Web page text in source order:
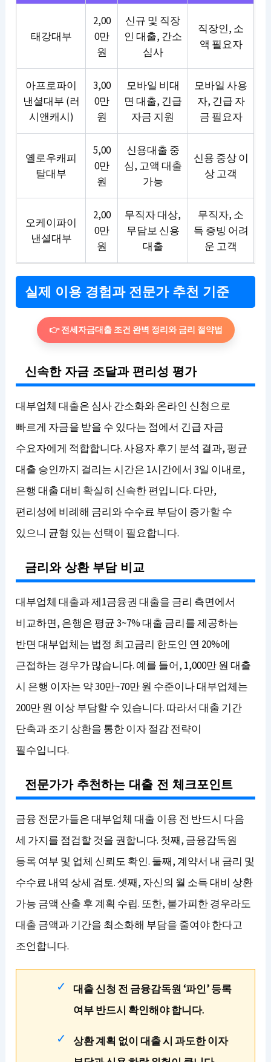
태강대부
2,00
0만
원
신규 및 직장
인 대출, 간소
심사
직장인, 소
액 필요자
아프로파이
낸셜대부 (러
시앤캐시)
3,00
0만
원
모바일 비대
면 대출, 긴급
자금 지원
모바일 사용
자, 긴급 자
금 필요자
옐로우캐피
탈대부
5,00
0만
원
신용대출 중
심, 고액 대출
가능
신용 중상 이
상 고객
오케이파이
낸셜대부
2,00
0만
원
무직자 대상,
무담보 신용
대출
무직자, 소
득 증빙 어려
운 고객
실제 이용 경험과 전문가 추천 기준
👉 전세자금대출 조건 완벽 정리와 금리 절약법
신속한 자금 조달과 편리성 평가
대부업체 대출은 심사 간소화와 온라인 신청으로
빠르게 자금을 받을 수 있다는 점에서 긴급 자금
수요자에게 적합합니다. 사용자 후기 분석 결과, 평균
대출 승인까지 걸리는 시간은 1시간에서 3일 이내로,
은행 대출 대비 확실히 신속한 편입니다. 다만,
편리성에 비례해 금리와 수수료 부담이 증가할 수
있으니 균형 있는 선택이 필요합니다.
금리와 상환 부담 비교
대부업체 대출과 제1금융권 대출을 금리 측면에서
비교하면, 은행은 평균 3~7% 대출 금리를 제공하는
반면 대부업체는 법정 최고금리 한도인 연 20%에
근접하는 경우가 많습니다. 예를 들어, 1,000만 원 대출
시 은행 이자는 약 30만~70만 원 수준이나 대부업체는
200만 원 이상 부담할 수 있습니다. 따라서 대출 기간
단축과 조기 상환을 통한 이자 절감 전략이
필수입니다.
전문가가 추천하는 대출 전 체크포인트
금융 전문가들은 대부업체 대출 이용 전 반드시 다음
세 가지를 점검할 것을 권합니다. 첫째, 금융감독원
등록 여부 및 업체 신뢰도 확인. 둘째, 계약서 내 금리 및
수수료 내역 상세 검토. 셋째, 자신의 월 소득 대비 상환
가능 금액 산출 후 계획 수립. 또한, 불가피한 경우라도
대출 금액과 기간을 최소화해 부담을 줄여야 한다고
조언합니다.
대출 신청 전 금융감독원 ‘파인’ 등록
여부 반드시 확인해야 합니다.
상환 계획 없이 대출 시 과도한 이자